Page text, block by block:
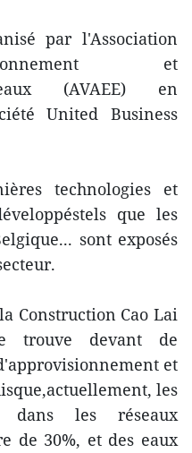
par l'Association
et
(AVAEE) en
United Business
technologies et
que les
sont exposés
Construction Cao Lai
trouve devant de
et
les
dans les réseaux
de 30%, et des eaux